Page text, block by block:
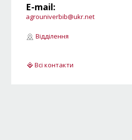
E-mail:
agrouniverbib@ukr.net
Відділення
Всі контакти